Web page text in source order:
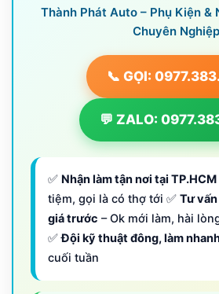
Thành Phát Auto – Phụ Kiện &
Chuyên Nghiệp
📞 GỌI:
💬 ZALO:
✅ Nhận làm tận nơi tại TP.HCM
tiệm, gọi là có thợ tới ✅ Tư vấn
giá trước – Ok mới làm, hài
✅Đội kỹ thuật đông, làm
cuối tuần